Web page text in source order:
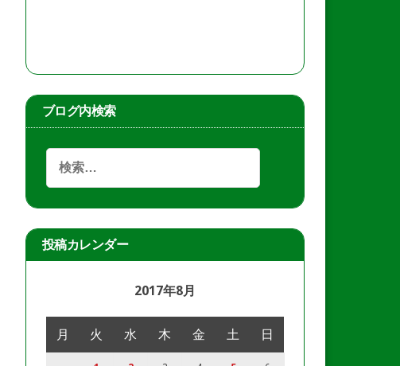
ブログ内検索
投稿カレンダー
2017年8月
月 火 水 木 金 土 日